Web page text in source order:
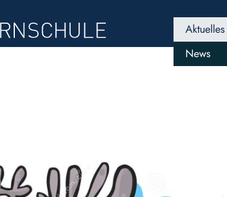
Aktuelles
News